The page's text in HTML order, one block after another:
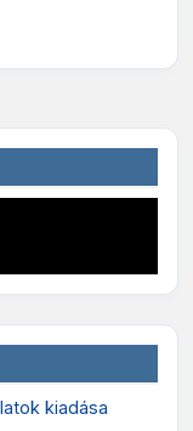
kiadása